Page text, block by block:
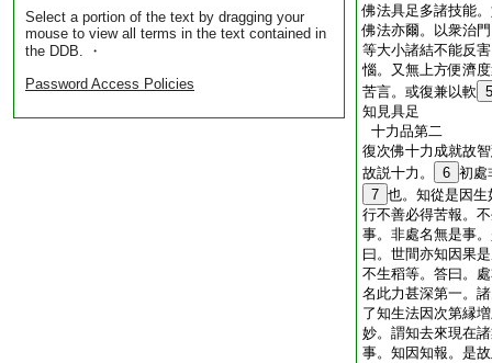
Select a portion of the text by dragging your
mouse to view all terms in the text contained in
the DDB. ・
Password Access Policies
佛法具足多諸技能
佛法亦爾。以衆治
等大小諸結不能反
惱。又無上方便濟
苦言。或復兼以軟 5
知見具足
十力品第二
復次佛十力成就故
故説十力。
6 初處
7 也。知從是因
行不善必得苦報。
事。非處名無是事
曰。世間亦知因果
不生稻等。答曰。
名此力甚深第一。
了知生法因次第縁
妙。謂知去來現在
事。知因知報。是